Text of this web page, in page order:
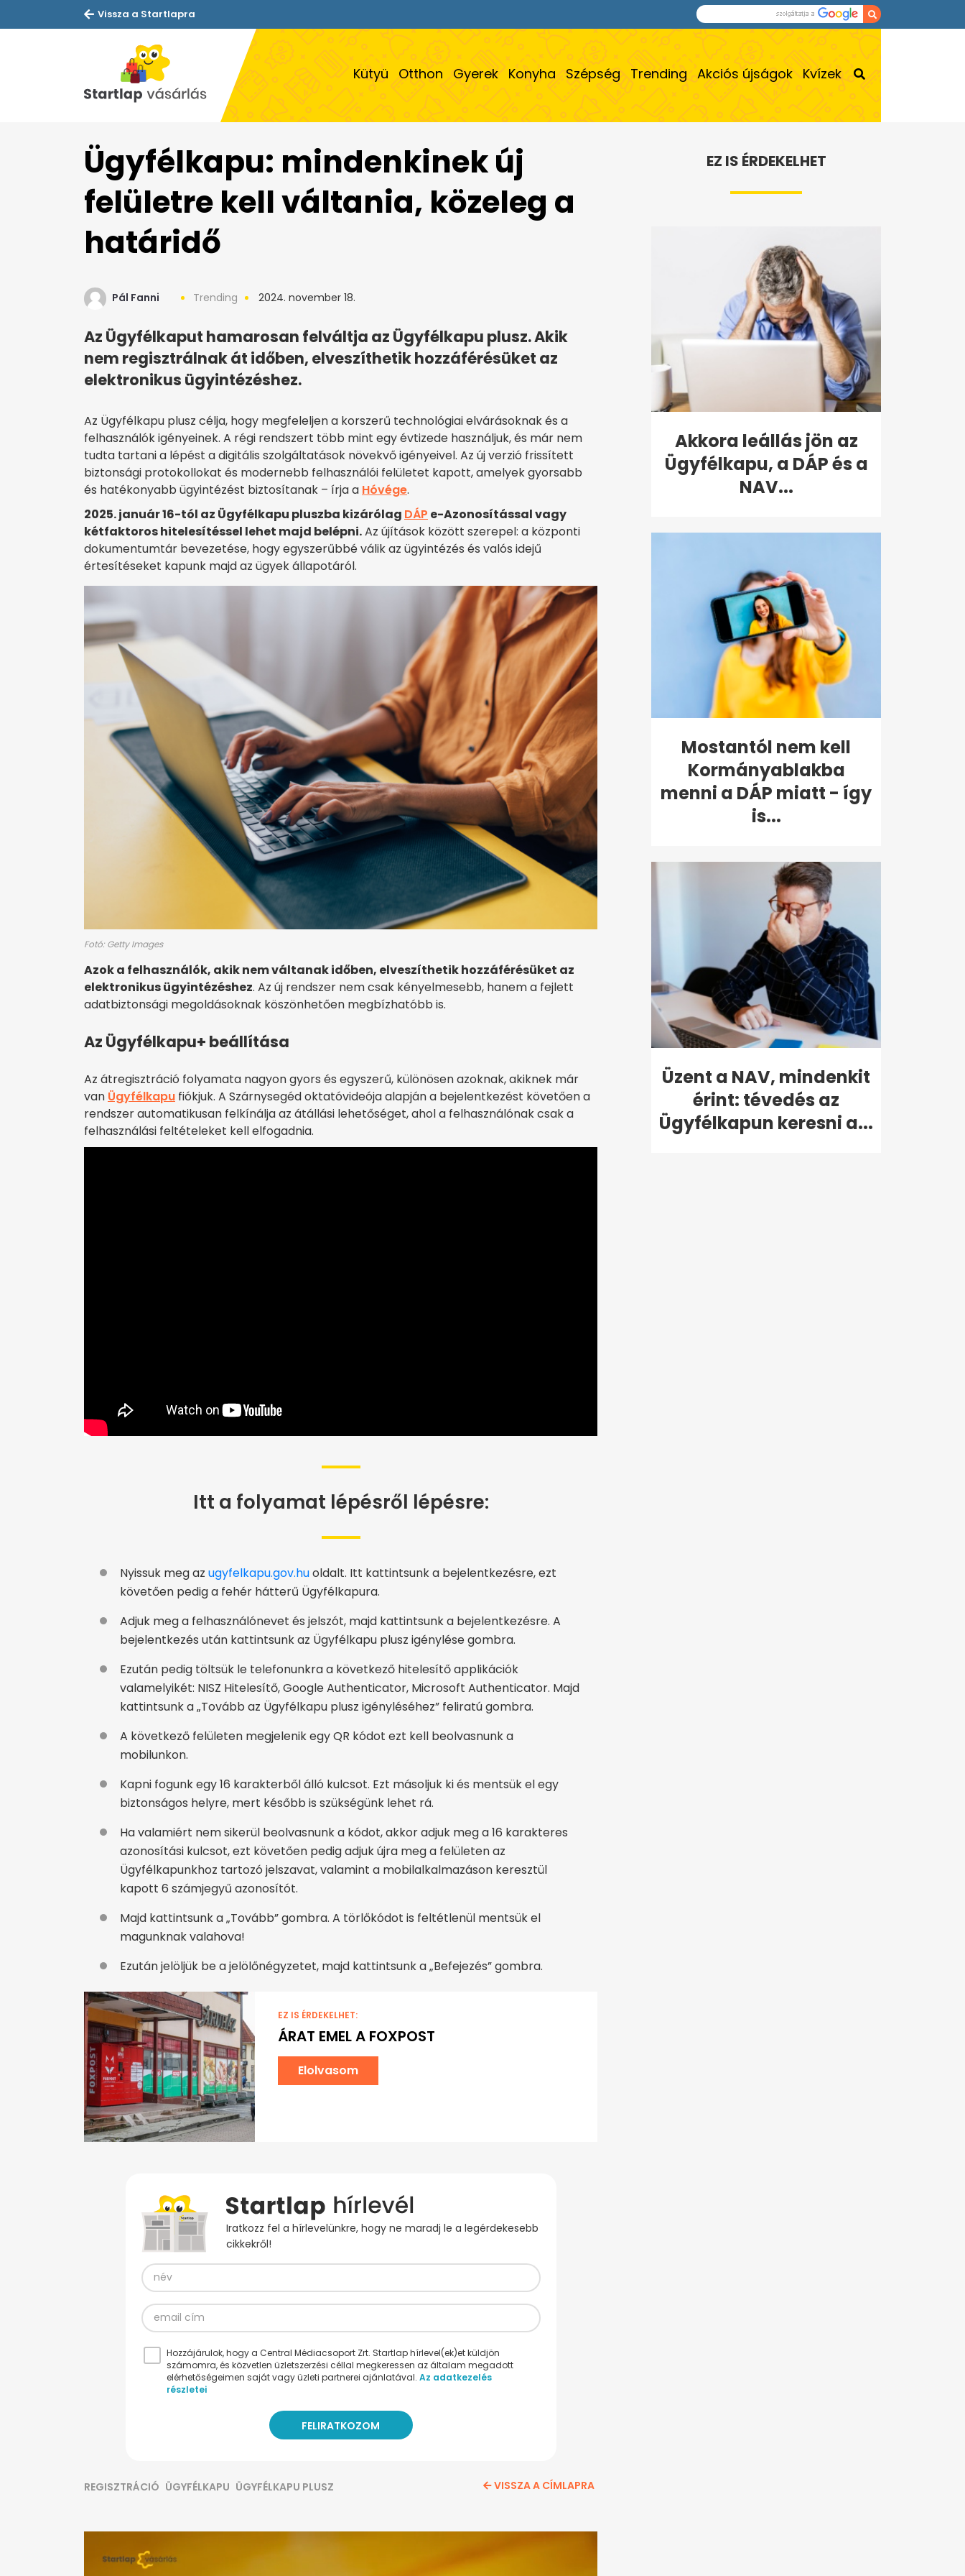
Vissza a Startlapra
Kütyü Otthon Gyerek Konyha Szépség Trending Akciós újságok Kvízek
Ügyfélkapu: mindenkinek új
felületre kell váltania, közeleg a
határidő
Pál Fanni Trending 2024. november 18.
Az Ügyfélkaput hamarosan felváltja az Ügyfélkapu plusz. Akik
nem regisztrálnak át időben, elveszíthetik hozzáférésüket az
elektronikus ügyintézéshez.
Az Ügyfélkapu plusz célja, hogy megfeleljen a korszerű technológiai elvárásoknak és a
felhasználók igényeinek. A régi rendszert több mint egy évtizede használjuk, és már nem
tudta tartani a lépést a digitális szolgáltatások növekvő igényeivel. Az új verzió frissített
biztonsági protokollokat és modernebb felhasználói felületet kapott, amelyek gyorsabb
és hatékonyabb ügyintézést biztosítanak – írja a Hóvége.
2025. január 16-tól az Ügyfélkapu pluszba kizárólag DÁP e-Azonosítással vagy
kétfaktoros hitelesítéssel lehet majd belépni.Az újítások között szerepel: a központi
dokumentumtár bevezetése, hogy egyszerűbbé válik az ügyintézés és valós idejű
értesítéseket kapunk majd az ügyek állapotáról.
Fotó: Getty Images
Azok a felhasználók, akik nem váltanak időben, elveszíthetik hozzáférésüket az
elektronikus ügyintézéshez. Az új rendszer nem csak kényelmesebb, hanem a fejlett
adatbiztonsági megoldásoknak köszönhetően megbízhatóbb is.
Az Ügyfélkapu+ beállítása
Az átregisztráció folyamata nagyon gyors és egyszerű, különösen azoknak, akiknek már
van Ügyfélkapu fiókjuk. A Szárnysegéd oktatóvideója alapján a bejelentkezést követően a
rendszer automatikusan felkínálja az átállási lehetőséget, ahol a felhasználónak csak a
felhasználási feltételeket kell elfogadnia.
Itt a folyamat lépésről lépésre:
Nyissuk meg az ugyfelkapu.gov.huoldalt. Itt kattintsunk a bejelentkezésre, ezt
követően pedig a fehér hátterű Ügyfélkapura.
Adjuk meg a felhasználónevet és jelszót, majd kattintsunk a bejelentkezésre. A
bejelentkezés után kattintsunk az Ügyfélkapu plusz igénylése gombra.
Ezután pedig töltsük le telefonunkra a következő hitelesítő applikációk
valamelyikét: NISZ Hitelesítő, Google Authenticator, Microsoft Authenticator. Majd
kattintsunk a „Tovább az Ügyfélkapu plusz igényléséhez” feliratú gombra.
A következő felületen megjelenik egy QR kódot ezt kell beolvasnunk a
mobilunkon.
Kapni fogunk egy 16 karakterből álló kulcsot. Ezt másoljuk ki és mentsük el egy
biztonságos helyre, mert később is szükségünk lehet rá.
Ha valamiért nem sikerül beolvasnunk a kódot, akkor adjuk meg a 16 karakteres
azonosítási kulcsot, ezt követően pedig adjuk újra meg a felületen az
Ügyfélkapunkhoz tartozó jelszavat, valamint a mobilalkalmazáson keresztül
kapott 6 számjegyű azonosítót.
Majd kattintsunk a „Tovább” gombra. A törlőkódot is feltétlenül mentsük el
magunknak valahova!
Ezután jelöljük be a jelölőnégyzetet, majd kattintsunk a „Befejezés” gombra.
EZ IS ÉRDEKELHET:
ÁRAT EMEL A FOXPOST
Elolvasom
Iratkozz fel a hírlevelünkre, hogy ne maradj le a legérdekesebb
cikkekről!
Hozzájárulok, hogy a Central Médiacsoport Zrt. Startlap hírlevel(ek)et küldjön
számomra, és közvetlen üzletszerzési céllal megkeressen az általam megadott
elérhetőségeimen saját vagy üzleti partnerei ajánlatával. Az adatkezelés
részletei
REGISZTRÁCIÓ ÜGYFÉLKAPU ÜGYFÉLKAPU PLUSZ VISSZA A CÍMLAPRA
EZ IS ÉRDEKELHET
Akkora leállás jön az
Ügyfélkapu, a DÁP és a
NAV...
Mostantól nem kell
Kormányablakba
menni a DÁP miatt - így
is...
Üzent a NAV, mindenkit
érint: tévedés az
Ügyfélkapun keresni a...